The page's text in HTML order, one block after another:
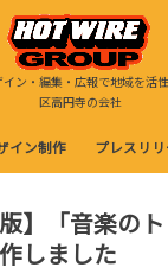
ン・編集・広報で地域を活
区高円寺の会社
イン制作 プレスリリ
】「音楽の
しました